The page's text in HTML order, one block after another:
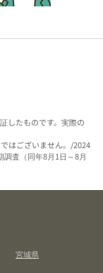
したものです。実際の
はございません。/2024
査（同年8月1日～8月
宮城県